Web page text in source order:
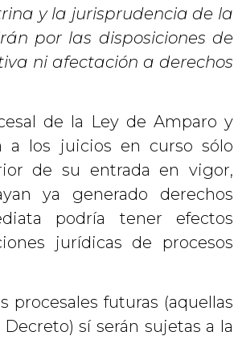
y la jurisprudencia de la
por las disposiciones de
ni afectación a derechos
de la Ley de Amparo y
a los juicios en curso sólo
de su entrada en vigor,
ya generado derechos
podría tener efectos
jurídicas de procesos
procesales futuras (aquellas
sí serán sujetas a la